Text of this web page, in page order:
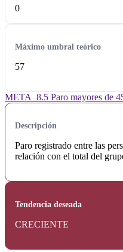
0
Máximo umbral teórico
57
META_8.5 Paro mayores de
Descripción
Paro registrado entre las
relación con el total del
Tendencia deseada
CRECIENTE